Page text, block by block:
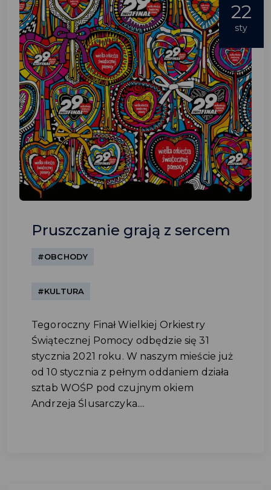
22
sty
Pruszczanie grają z sercem
#OBCHODY
#KULTURA
Tegoroczny Finał Wielkiej Orkiestry
Świątecznej Pomocy odbędzie się 31
stycznia 2021 roku. W naszym mieście już
od 10 stycznia z pełnym oddaniem działa
sztab WOŚP pod czujnym okiem
Andrzeja Ślusarczyka....